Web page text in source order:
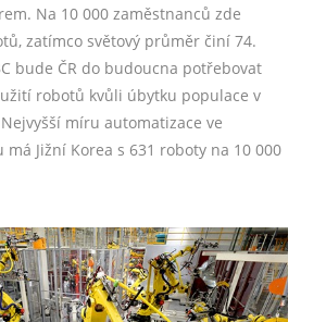
Na 10 000 zaměstnanců zde
zatímco světový průměr činí 74.
bude ČR do budoucna potřebovat
robotů kvůli úbytku populace v
míru automatizace ve
Jižní Korea s 631 roboty na 10 000